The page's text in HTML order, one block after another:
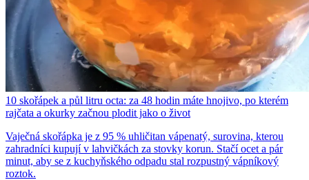
10 skořápek a půl litru octa: za 48 hodin máte hnojivo, po kterém
rajčata a okurky začnou plodit jako o život
Vaječná skořápka je z 95 % uhličitan vápenatý, surovina, kterou
zahradníci kupují v lahvičkách za stovky korun. Stačí ocet a pár
minut, aby se z kuchyňského odpadu stal rozpustný vápníkový
roztok.